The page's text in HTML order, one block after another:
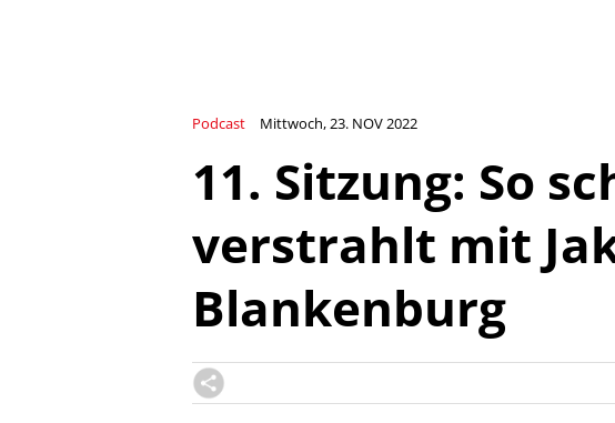
Podcast Mittwoch, 23. NOV 2022
11. Sitzung: So
verstrahlt mit
Blankenburg